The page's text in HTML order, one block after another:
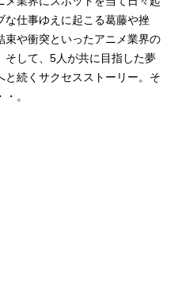
な仕事ゆえに起こる葛藤や挫
や衝突といったアニメ業界の
そして、5人が共に目指した夢
続くサクセスストーリー。そ
。